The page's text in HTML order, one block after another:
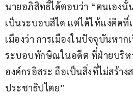
นายอภิสิทธิ์ได้ตอบว่า “ตนเองนั้
เป็นระบอบสีใด แต่ได้ให้แง่คิด
เมืองว่า การเมืองในปัจจุบันหาก
ระบอบทักษิณในอดีต ที่ฝ่ายบริห
องค์กรอิสระ ถือเป็นสิ่งที่ไม่สร้า
ประชาธิปไตย”